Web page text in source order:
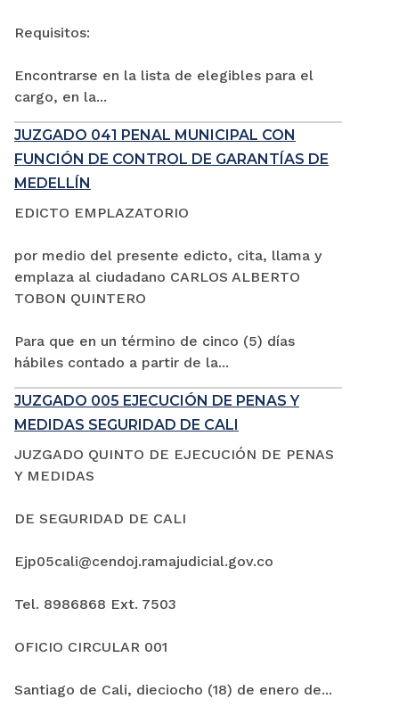
Requisitos:
Encontrarse en la lista de elegibles para el
cargo, en la...
JUZGADO 041 PENAL MUNICIPAL CON
FUNCIÓN DE CONTROL DE GARANTÍAS DE
MEDELLÍN
EDICTO EMPLAZATORIO
por medio del presente edicto, cita, llama y
emplaza al ciudadano CARLOS ALBERTO
TOBON QUINTERO
Para que en un término de cinco (5) días
hábiles contado a partir de la...
JUZGADO 005 EJECUCIÓN DE PENAS Y
MEDIDAS SEGURIDAD DE CALI
JUZGADO QUINTO DE EJECUCIÓN DE PENAS
Y MEDIDAS
DE SEGURIDAD DE CALI
Ejp05cali@cendoj.ramajudicial.gov.co
Tel. 8986868 Ext. 7503
OFICIO CIRCULAR 001
Santiago de Cali, dieciocho (18) de enero de...